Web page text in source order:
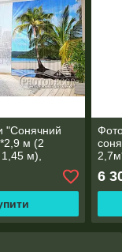
"Сонячний
м (2
1,45 м),
6